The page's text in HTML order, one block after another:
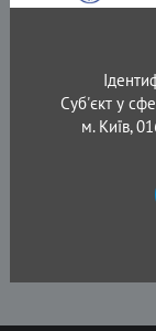
Суб'єкт у
м. Київ,